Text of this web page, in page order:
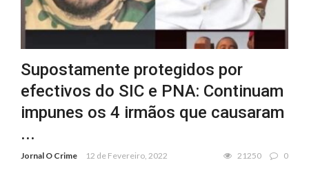
Supostamente protegidos por
efectivos do SIC e PNA: Continuam
impunes os 4 irmãos que causaram
...
Jornal O Crime 12 de Fevereiro, 2022 21250 0